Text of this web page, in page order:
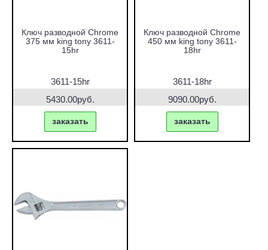
Ключ разводной Chrome
375 мм king tony 3611-
15hr
3611-15hr
5430.00руб.
заказать
Ключ разводной Chrome
450 мм king tony 3611-
18hr
3611-18hr
9090.00руб.
заказать